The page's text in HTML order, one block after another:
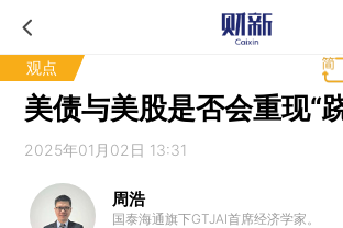
观点
美债与美股是否会重现“
2025年01月02日 13:31
周浩
国泰海通旗下GTJAI首席经济学家。